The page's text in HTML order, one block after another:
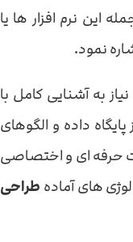
این نرم افزار ها یا
نمود.
نیاز به آشنایی کامل با
داده و الگوهای
حرفه ای و اختصاصی
های آماده طراحی